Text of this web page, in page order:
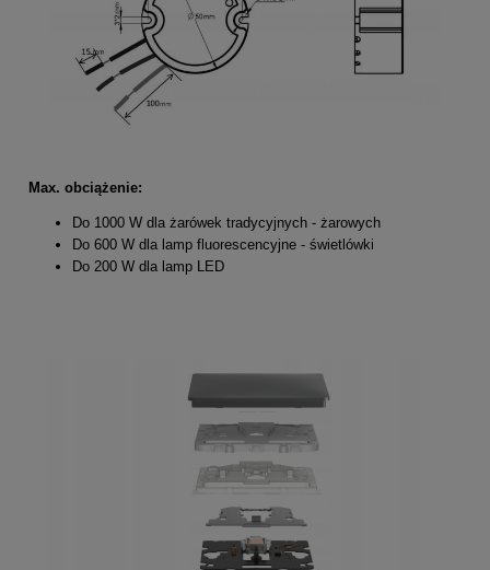
Max. obciążenie:
Do 1000 W dla żarówek tradycyjnych - żarowych
Do 600 W dla lamp fluorescencyjne - świetlówki
Do 200 W dla lamp LED